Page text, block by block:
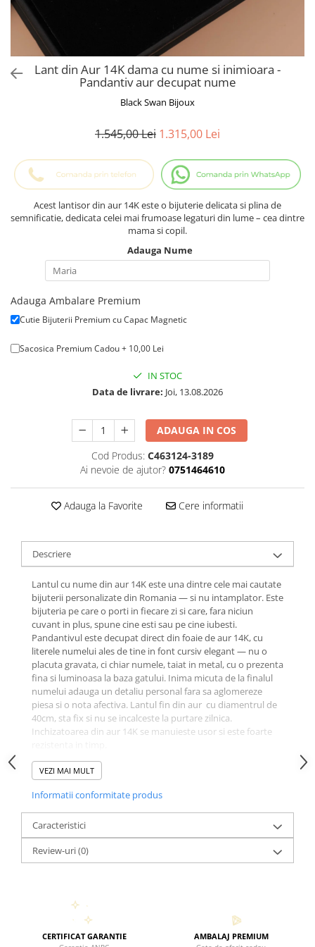
Cadouri pentru Absolvire
Cadou Educatoare / Invatatoare /
Profesoare
Cadouri Cupluri
Cercei din aur
Bijuterii Profesii
Bijuterii Pasiuni & Hobby
Bijuterii Tematice Sport
Bijuterii cu mesaj Motivational
Bijuterii personalizate cu poza
Lant din Aur 14K dama cu nume si inimioara -
Pandantiv aur decupat nume
Black Swan Bijoux
1.545,00 Lei 1.315,00 Lei
Acest lantisor din aur 14K este o bijuterie delicata si plina de
semnificatie, dedicata celei mai frumoase legaturi din lume – cea dintre
mama si copil.
Adauga Nume
Adauga Ambalare Premium
Cutie Bijuterii Premium cu Capac Magnetic
Sacosica Premium Cadou + 10,00 Lei
IN STOC
Data de livrare: Joi, 13.08.2026
ADAUGA IN COS
Cod Produs: C463124-3189
Ai nevoie de ajutor? 0751464610
Adauga la Favorite Cere informatii
Descriere
Lantul cu nume din aur 14K este una dintre cele mai cautate
bijuterii personalizate din Romania — si nu intamplator. Este
bijuteria pe care o porti in fiecare zi si care, fara niciun
cuvant in plus, spune cine esti sau pe cine iubesti.
Pandantivul este decupat direct din foaie de aur 14K, cu
literele numelui ales de tine in font cursiv elegant — nu o
placuta gravata, ci chiar numele, taiat in metal, cu o prezenta
fina si luminoasa la baza gatului. Inima micuta de la finalul
numelui adauga un detaliu personal fara sa aglomereze
piesa si o nota afectiva. Lantul fin din aur cu diamentrul de
40cm, sta fix si nu se incalceste la purtare zilnica.
Inchizatoarea din aur 14K se manuieste usor si este foarte
Aurul 14K (585) nu se decoloreaza, nu lasa urme pe piele si
nu necesita intretinere — alegerea corecta pentru o bijuterie
Cum functioneaza comanda:
pentru a confirma numele si detaliile. Primesti o simulare
inainte de executie. Bijuteria este realizata manual, la
comanda, special pentru tine.
- Pandantiv decupat din aur 14K — literele numelui ales de
tine
purtarea zilnica
- Inchizatoare arc autentica din aur 14K
- Executie la comanda
VEZI MAI MULT
Informatii conformitate produs
Caracteristici
Review-uri(0)
CERTIFICAT GARANTIE AMBALAJ PREMIUM